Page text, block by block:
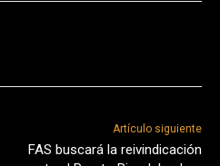
Artículo siguiente
FAS buscará la reivindicación